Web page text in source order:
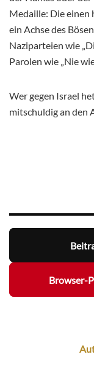
Medaille: Die einen
ein Achse des
Naziparteien wie
Parolen wie „Nie
Wer gegen Israel
mitschuldig an den
Browser-